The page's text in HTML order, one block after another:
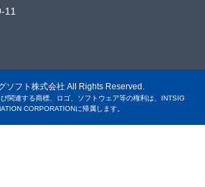
11
ソフト株式会社 All Rights Reserved.
関連する商標、ロゴ、ソフトウェア等の権利は、INTSIG
CORPORATIONに帰属します。